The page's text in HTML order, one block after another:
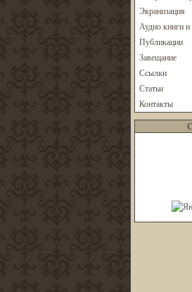
Экранизация
Аудио книги и
Публикации
Завещание
Ссылки
Статьи
Контакты